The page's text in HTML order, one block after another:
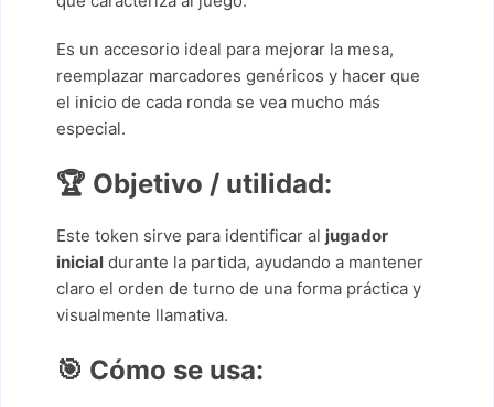
Es un accesorio ideal para mejorar la mesa,
reemplazar marcadores genéricos y hacer que
el inicio de cada ronda se vea mucho más
especial.
🏆 Objetivo / utilidad:
Este token sirve para identificar al jugador
inicial durante la partida, ayudando a mantener
claro el orden de turno de una forma práctica y
visualmente llamativa.
🎯 Cómo se usa: